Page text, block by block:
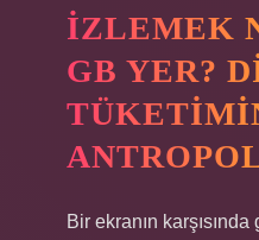
İZLEMEK
GB YER?
Bir ekranın